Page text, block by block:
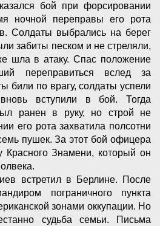
бой при форсировании
ночной переправы его рота
Солдаты выбрались на берег
забиты песком и не стреляли,
шла в атаку. Спас положение
переправиться вслед за
били по врагу, солдаты успели
вступили в бой. Тогда
ранен в руку, но строй не
его рота захватила полсотни
пушек. За этот бой офицера
Красного Знамени, который он
встретил в Берлине. После
пограничного пункта
зонами оккупации. Но
судьба семьи. Письма